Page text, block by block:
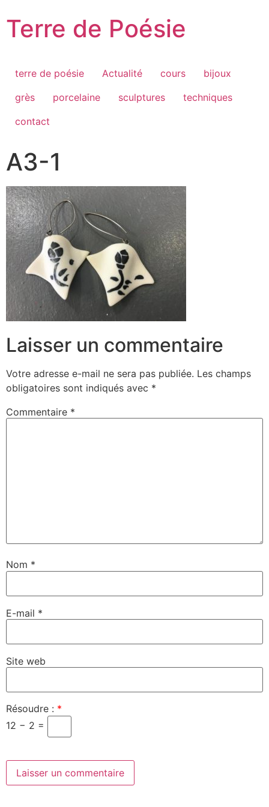
au
contenu
Terre de Poésie
terre de poésie Actualité cours
bijoux
grès
porcelaine sculptures
techniques
contact
A3-1
Laisser un commentaire
Votre adresse e-mail ne sera pas publiée. Les champs
obligatoires sont indiqués avec *
Commentaire *
Nom *
E-mail *
Site web
Résoudre : *
12 − 2 =